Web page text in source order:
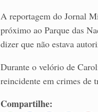
A reportagem do Jornal
próximo ao Parque das
dizer que não estava
Durante o velório de
reincidente em crimes de
Compartilhe: